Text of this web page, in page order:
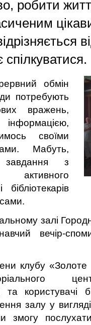
робити
обмін
потребують
вражень,
своїми
Мабуть,
завдання з
активного
залі
вечір-
клубу «Золоте
користувачі
залу у вигляді
змогу